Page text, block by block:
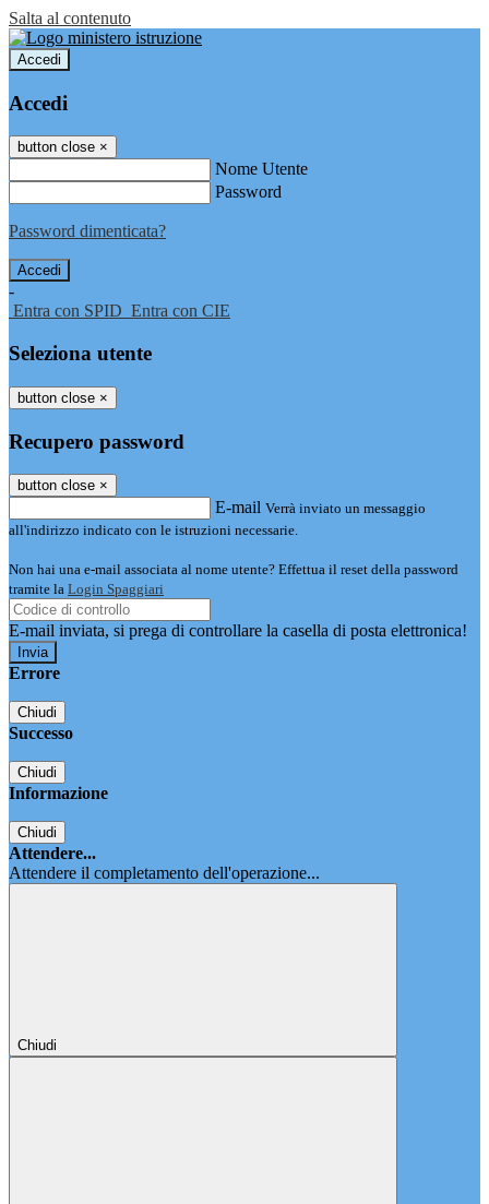
Salta al contenuto
Accedi
Accedi
button close ×
Nome Utente
Password
Password dimenticata?
-
Entra con SPID Entra con CIE
Seleziona utente
button close ×
Recupero password
button close ×
E-mail Verrà inviato un messaggio
all'indirizzo indicato con le istruzioni necessarie.
Non hai una e-mail associata al nome utente? Effettua il reset della password
tramite la Login Spaggiari
E-mail inviata, si prega di controllare la casella di posta elettronica!
Errore
Chiudi
Successo
Chiudi
Informazione
Chiudi
Attendere...
Attendere il completamento dell'operazione...
Chiudi